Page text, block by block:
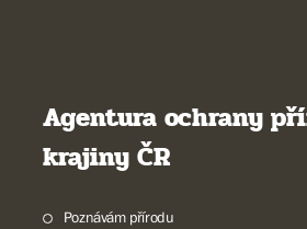
Agentura ochrany
krajiny ČR
Poznávám přírodu